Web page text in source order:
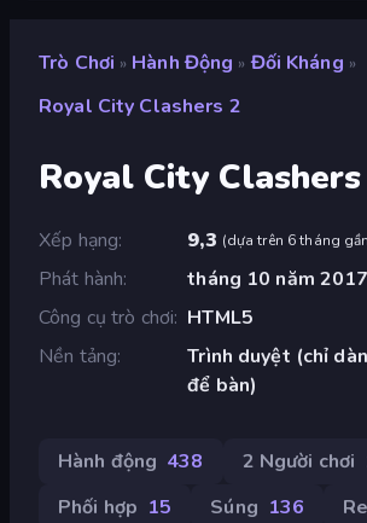
Trò Chơi » Hành Động » Đối Kháng »
Royal City Clashers 2
Royal City
Xếp hạng 9,3 (dựa trên 6 tháng
Phát hành
tháng 10 năm 2017
Công cụ trò chơi HTML5
Nền tảng
Trình duyệt (chỉ
để bàn)
Hành động 438 2 Người chơi
Phối hợp 15 Súng 136